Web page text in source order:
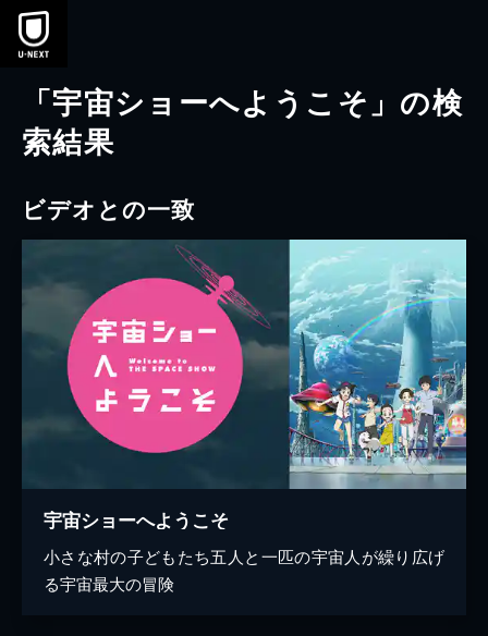
本文へスキップ
「宇宙ショーへようこそ」の検
索結果
ビデオとの一致
宇宙ショーへようこそ
小さな村の子どもたち五人と一匹の宇宙人が繰り広げ
る宇宙最大の冒険